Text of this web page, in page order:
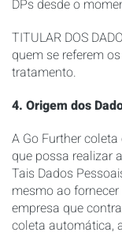
DPs desde o
TITULAR DOS
quem se referem
tratamento.
4. Origem dos
A Go Further
que possa realizar
Tais Dados
mesmo ao
empresa que
coleta automática,